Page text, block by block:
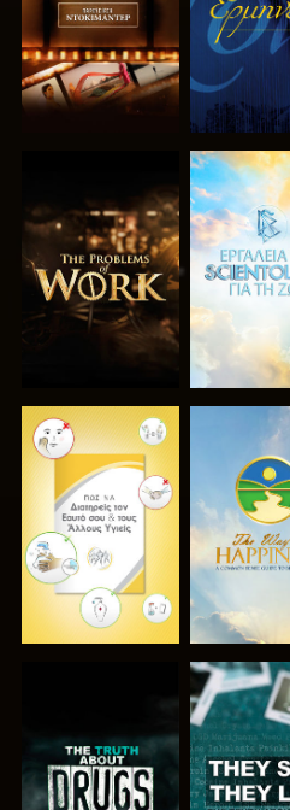
ΕΞΕΡΕΥΝΗΣΤΕ
ΤΗ ΣΕΙΡΑ
ΤΗ
ΠΑΡΑΚΟΛΟΥΘΗΣΤΕ
ΠΑΡΑΚΟΛΟΥΘΗΣΤΕ